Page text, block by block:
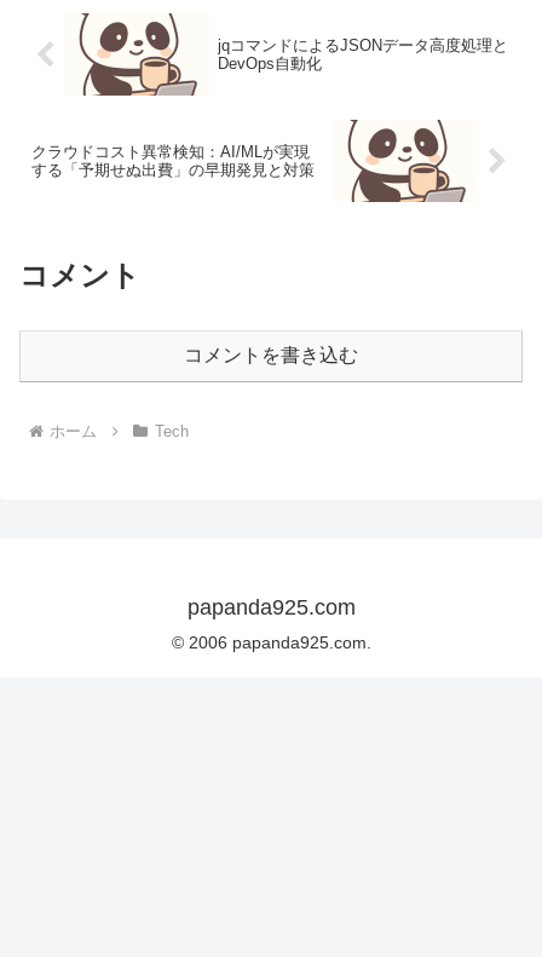
jqコマンドによるJSONデータ高度処理と
DevOps自動化
クラウドコスト異常検知：AI/MLが実現
する「予期せぬ出費」の早期発見と対策
コメント
コメントを書き込む
ホーム Tech
papanda925.com
© 2006 papanda925.com.